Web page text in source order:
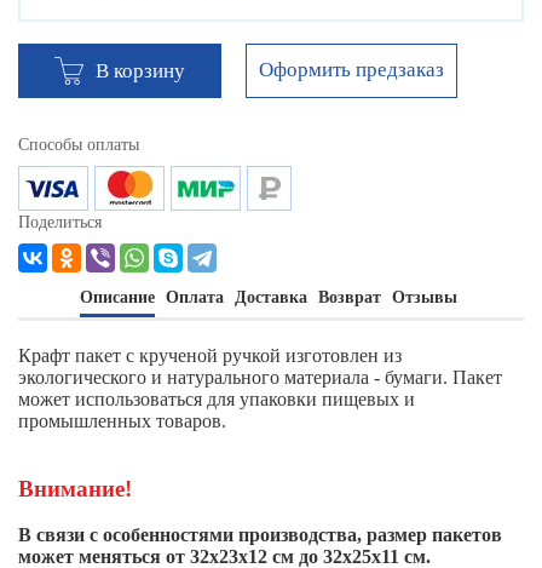
В корзину Оформить предзаказ
Способы оплаты
Поделиться
Описание Оплата Доставка Возврат Отзывы
Крафт пакет с крученой ручкой изготовлен из
экологического и натурального материала - бумаги. Пакет
может использоваться для упаковки пищевых и
промышленных товаров.
Внимание!
В связи с особенностями производства, размер пакетов
может меняться от 32х23х12 см до 32х25х11 см.